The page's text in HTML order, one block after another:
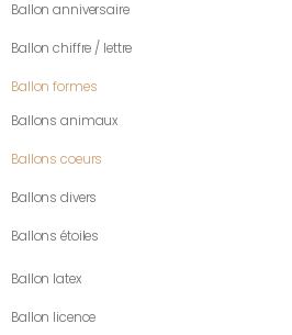
Ballon anniversaire
Ballon chiffre / lettre
Ballon formes
Ballons animaux
Ballons coeurs
Ballons divers
Ballons étoiles
Ballon latex
Ballon licence